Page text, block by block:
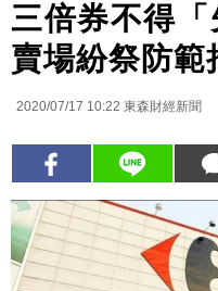
三倍券不得「
賣場紛祭防範
2020/07/17 10:22 東森財經新聞